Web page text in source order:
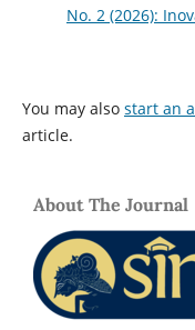
No. 2 (2026):
You may also start an
article.
About The Journal